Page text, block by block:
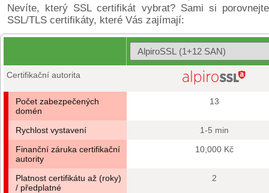
Nevíte, který SSL certifikát vybrat? Sami si porovnejte
SSL/TLS certifikáty, které Vás zajímají:
Certifikační autorita
Počet zabezpečených
domén
13
Rychlost vystavení
1-5 min
Finanční záruka certifikační
autority
10,000 Kč
Platnost certifikátu až (roky)
/ předplatné
2